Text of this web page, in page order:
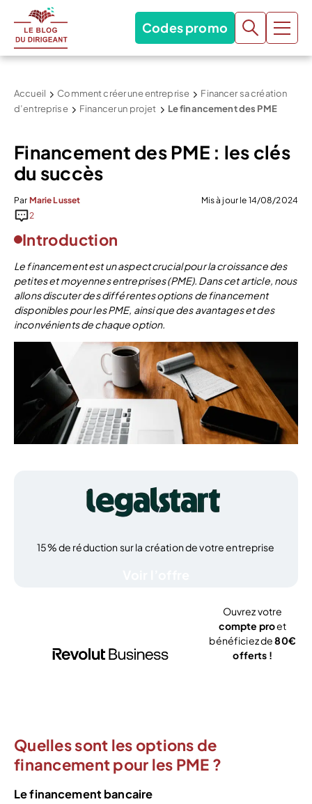
Codes promo
Accueil Comment créer une entreprise
Financer sa création
d’entreprise
Financer un projet Le financement des PME
Financement des PME : les clés
du succès
Par Marie Lusset
Mis à jour le 14/08/2024
2
Introduction
Le financement est un aspect crucial pour la croissance des
petites et moyennes entreprises (PME). Dans cet article, nous
allons discuter des différentes options de financement
disponibles pour les PME, ainsi que des avantages et des
inconvénients de chaque option.
15% de réduction sur la création de votre entreprise
Ouvrez votre
compte proet
bénéficiez de80€
offerts !
Quelles sont les options de
financement pour les PME ?
Le financement bancaire